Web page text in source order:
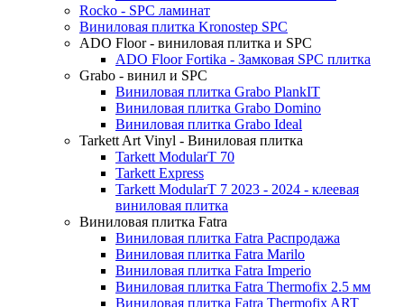
Rocko - SPC ламинат
Виниловая плитка Kronostep SPC
ADO Floor - виниловая плитка и SPC
ADO Floor Fortika - Замковая SPC плитка
Grabo - винил и SPC
Виниловая плитка Grabo PlankIT
Виниловая плитка Grabo Domino
Виниловая плитка Grabo Ideal
Tarkett Art Vinyl - Виниловая плитка
Tarkett ModularT 70
Tarkett Express
Tarkett ModularT 7 2023 - 2024 - клеевая
виниловая плитка
Виниловая плитка Fatra
Виниловая плитка Fatra Распродажа
Виниловая плитка Fatra Marilo
Виниловая плитка Fatra Imperio
Виниловая плитка Fatra Thermofix 2.5 мм
Виниловая плитка Fatra Thermofix ART